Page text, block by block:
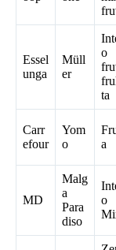
Essel
unga
Müll
er
o
ta
Carr
efour
Yom
o
a
MD
Malg
a
Para
diso
o